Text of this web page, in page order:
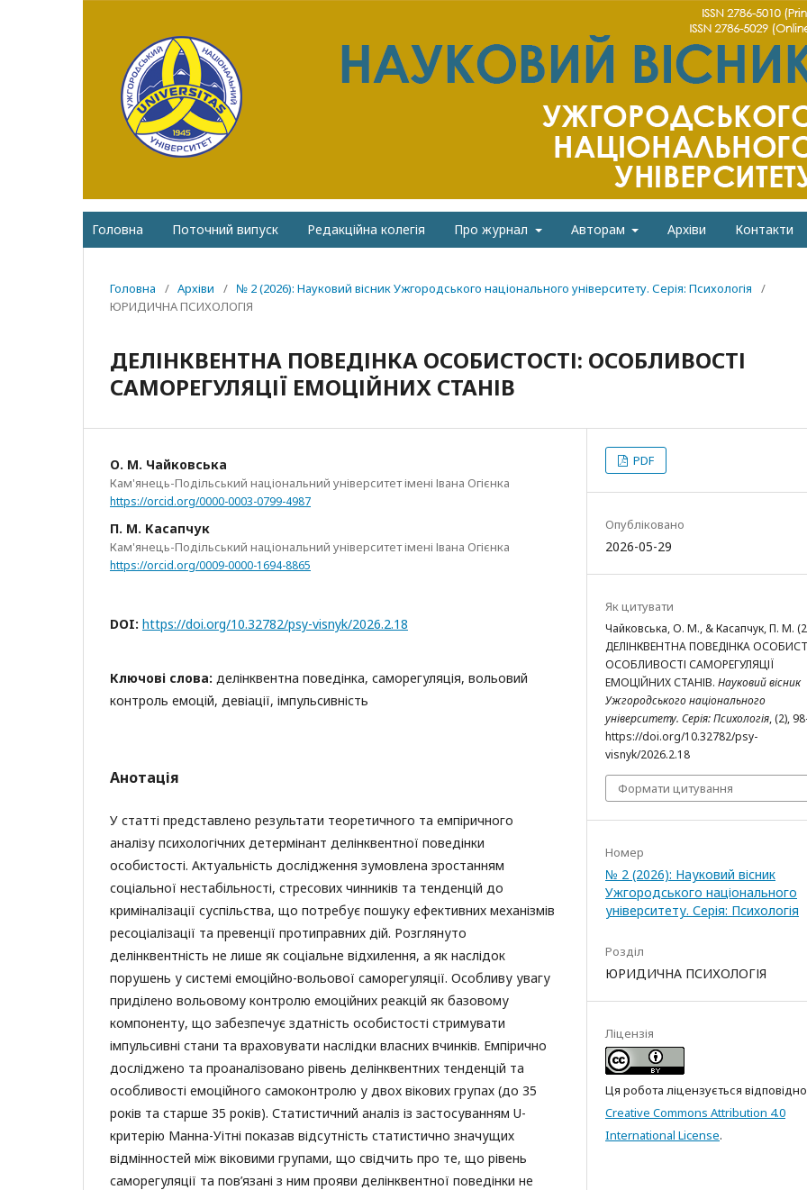
Головна Поточний випуск Редакційна колегія Про журнал Авторам Архіви Контакти
Головна / Архіви / № 2 (2026): Науковий вісник Ужгородського національного університету. Серія: Психологія
/
ЮРИДИЧНА ПСИХОЛОГІЯ
ДЕЛІНКВЕНТНА ПОВЕДІНКА ОСОБИСТОСТІ: ОСОБЛИВОСТІ
САМОРЕГУЛЯЦІЇ ЕМОЦІЙНИХ СТАНІВ
О. М. Чайковська
Кам'янець-Подільський національний університет імені Івана Огієнка
https://orcid.org/0000-0003-0799-4987
П. М. Касапчук
Кам'янець-Подільський національний університет імені Івана Огієнка
https://orcid.org/0009-0000-1694-8865
DOI: https://doi.org/10.32782/psy-visnyk/2026.2.18
Ключові слова: делінквентна поведінка, саморегуляція, вольовий
контроль емоцій, девіації, імпульсивність
Анотація
У статті представлено результати теоретичного та емпіричного
аналізу психологічних детермінант делінквентної поведінки
особистості. Актуальність дослідження зумовлена зростанням
соціальної нестабільності, стресових чинників та тенденцій до
криміналізації суспільства, що потребує пошуку ефективних механізмів
ресоціалізації та превенції протиправних дій. Розглянуто
делінквентність не лише як соціальне відхилення, а як наслідок
порушень у системі емоційно-вольової саморегуляції. Особливу увагу
приділено вольовому контролю емоційних реакцій як базовому
компоненту, що забезпечує здатність особистості стримувати
імпульсивні стани та враховувати наслідки власних вчинків. Емпірично
досліджено та проаналізовано рівень делінквентних тенденцій та
особливості емоційного самоконтролю у двох вікових групах (до 35
років та старше 35 років). Статистичний аналіз із застосуванням U-
критерію Манна-Уітні показав відсутність статистично значущих
відмінностей між віковими групами, що свідчить про те, що рівень
саморегуляції та пов’язані з ним прояви делінквентної поведінки не
PDF
Опубліковано
2026-05-29
Як цитувати
Чайковська, О. М., & Касапчук, П. М.
ДЕЛІНКВЕНТНА ПОВЕДІНКА
ОСОБЛИВОСТІ САМОРЕГУЛЯЦІЇ
ЕМОЦІЙНИХ СТАНІВ. Науковий вісник
Ужгородського національного
університету. Серія: Психологія, (2),
https://doi.org/10.32782/psy-
visnyk/2026.2.18
Формати цитування
Номер
№ 2 (2026): Науковий вісник
Ужгородського національного
університету. Серія: Психологія
Розділ
ЮРИДИЧНА ПСИХОЛОГІЯ
Ліцензія
Ця робота ліцензується
Creative Commons Attribution 4.0
International License.